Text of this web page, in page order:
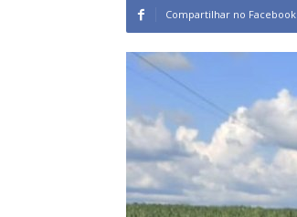
Compartilhar no Facebook